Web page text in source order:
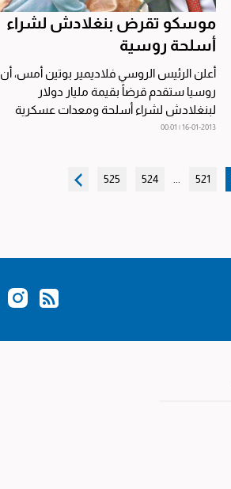
موسكو تقرض بنغلادش لشراء
أسلحة روسية
أعلن الرئيس الروسي فلاديمير بوتين أمس، أن
روسيا ستقدم قرضاً بقيمة مليار دولار
لبنغلادش لشراء أسلحة ومعدات عسكرية
روسية الصنع. ونقلت...
16-01-2013 | 00:01
521
524
525